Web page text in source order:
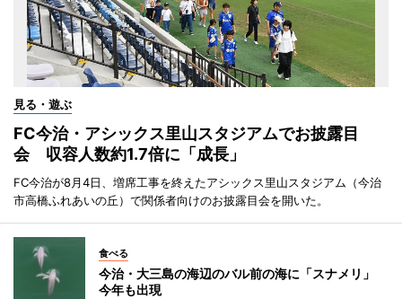
見る・遊ぶ
FC今治・アシックス里山スタジアムでお披露目
会 収容人数約1.7倍に「成長」
FC今治が8月4日、増席工事を終えたアシックス里山スタジアム（今治
市高橋ふれあいの丘）で関係者向けのお披露目会を開いた。
食べる
今治・大三島の海辺のバル前の海に「スナメリ」
今年も出現